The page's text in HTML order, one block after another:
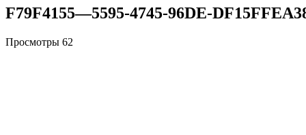
F79F4155—5595-4745-96DE-
Просмотры 62